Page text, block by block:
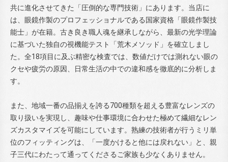
共に進化させてきた「圧倒的な専門技術」にあります。当店に
は、眼鏡作製のプロフェッショナルである国家資格「眼鏡作製技
能士」が在籍。古き良き職人魂を継承しながら、最新の光学理論
に基づいた独自の視機能テスト「荒木メソッド」を確立しまし
た。全18項目に及ぶ精密な検査では、数値だけでは測れない眼の
クセや疲労の原因、日常生活の中での違和感を徹底的に分析しま
す。
また、地域一番の品揃えを誇る700種類を超える豊富なレンズの
取り扱いを実現し、趣味や仕事環境に合わせた極めて繊細なレン
ズカスタマイズを可能にしています。熟練の技術者が行うミリ単
位のフィッティングは、「一度かけると他には戻れない」と、親
子三代にわたって通ってくださるご家族も少なくありません。